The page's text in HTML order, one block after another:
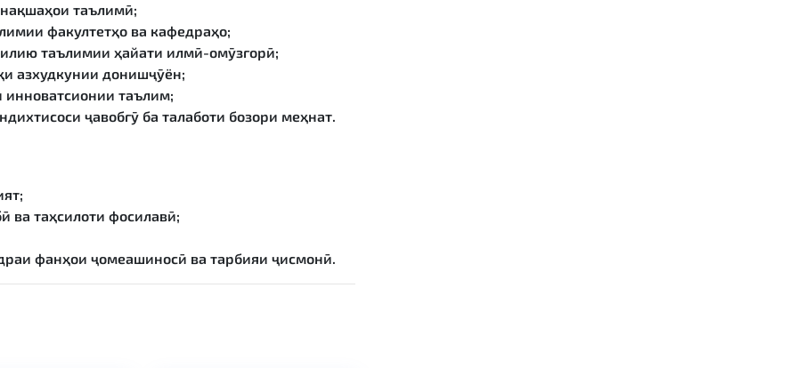
таълимӣ;
факултетҳо ва кафедраҳо;
таълимии ҳайати илмӣ-омӯзгорӣ;
азхудкунии донишҷӯён;
инноватсионии таълим;
ҷавобгӯ ба талаботи бозори меҳнат.
таҳсилоти фосилавӣ;
фанҳои ҷомеашиносӣ ва тарбияи ҷисмонӣ.